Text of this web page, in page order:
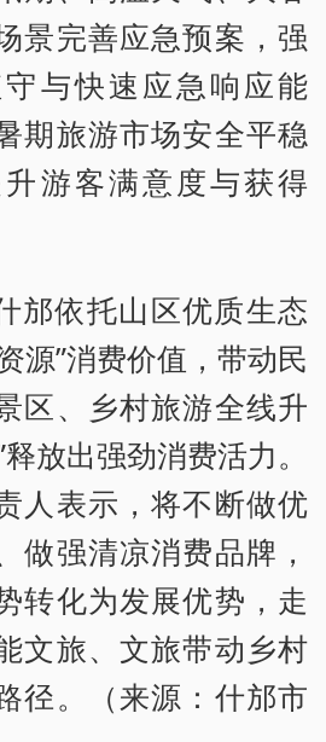
景完善应急预案，强
与快速应急响应能
期旅游市场安全平稳
游客满意度与获得
邡依托山区优质生态
源”消费价值，带动民
区、乡村旅游全线升
放出强劲消费活力。
人表示，将不断做优
做强清凉消费品牌，
转化为发展优势，走
文旅、文旅带动乡村
径。（来源：什邡市